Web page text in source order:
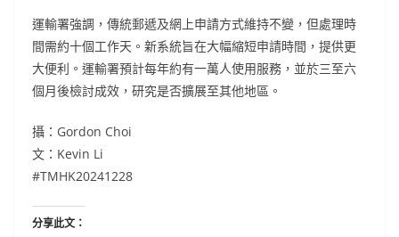
運輸署強調，傳統郵遞及網上申請方式維持不變，但處理時
間需約十個工作天。新系統旨在大幅縮短申請時間，提供更
大便利。運輸署預計每年約有一萬人使用服務，並於三至六
個月後檢討成效，研究是否擴展至其他地區。
攝：Gordon Choi
文：Kevin Li
#TMHK20241228
分享此文：